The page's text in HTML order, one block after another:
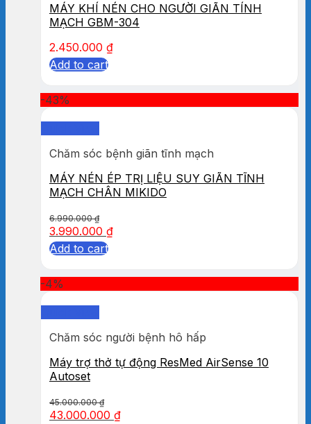
MÁY KHÍ NÉN CHO NGƯỜI GIÃN TÍNH
MẠCH GBM-304
2.450.000 ₫
Add to cart
-43%
Chăm sóc bệnh giãn tĩnh mạch
MÁY NÉN ÉP TRỊ LIỆU SUY GIÃN TĨNH
MẠCH CHÂN MIKIDO
6.990.000₫
3.990.000 ₫
Add to cart
-4%
Chăm sóc người bệnh hô hấp
Máy trợ thở tự động ResMed AirSense 10
Autoset
45.000.000₫
43.000.000 ₫